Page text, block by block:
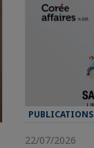
PUBLICATIONS
22/07/2026